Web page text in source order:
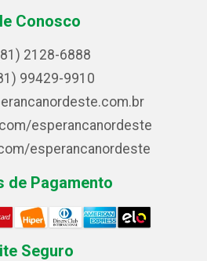
Conosco
2128-6888
99429-9910
esperancanordeste
esperancanordeste
de Pagamento
Seguro